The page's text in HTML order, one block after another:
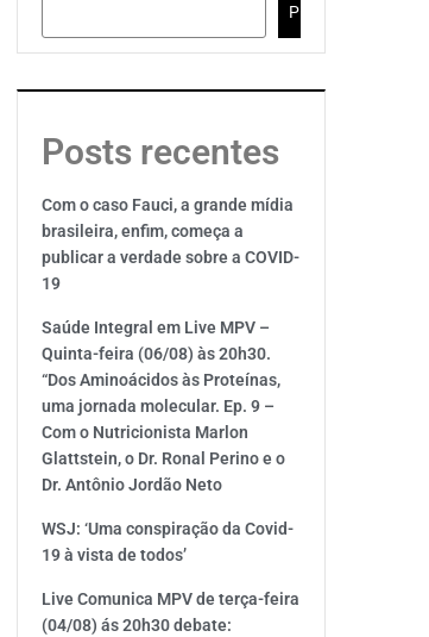
Pesquisar
Posts recentes
Com o caso Fauci, a grande mídia
brasileira, enfim, começa a
publicar a verdade sobre a COVID-
19
Saúde Integral em Live MPV –
Quinta-feira (06/08) às 20h30.
“Dos Aminoácidos às Proteínas,
uma jornada molecular. Ep. 9 –
Com o Nutricionista Marlon
Glattstein, o Dr. Ronal Perino e o
Dr. Antônio Jordão Neto
WSJ: ‘Uma conspiração da Covid-
19 à vista de todos’
Live Comunica MPV de terça-feira
(04/08) ás 20h30 debate: